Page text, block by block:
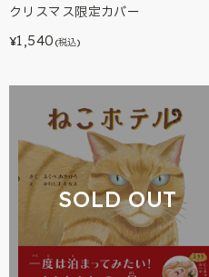
クリスマス限定カバー
¥1,540 (税込)
SOLD OUT